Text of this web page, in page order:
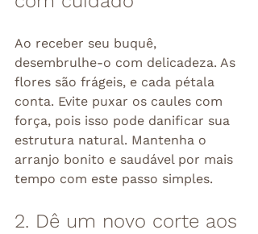
Ao receber seu buquê,
desembrulhe-o com delicadeza. As
flores são frágeis, e cada pétala
conta. Evite puxar os caules com
força, pois isso pode danificar sua
estrutura natural. Mantenha o
arranjo bonito e saudável por mais
tempo com este passo simples.
2. Dê um novo corte aos